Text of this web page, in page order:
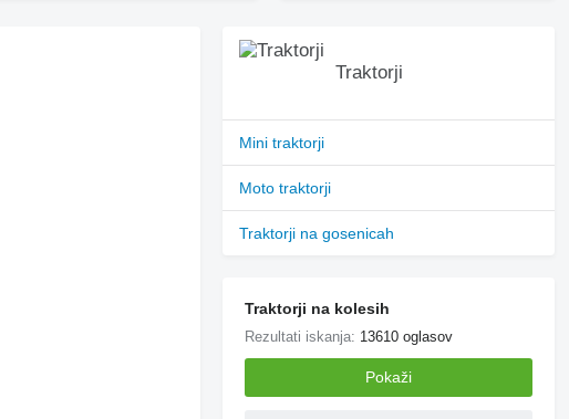
Traktorji
Mini traktorji
Moto traktorji
Traktorji na gosenicah
Traktorji na kolesih
Rezultati iskanja: 13610 oglasov
Pokaži